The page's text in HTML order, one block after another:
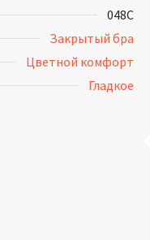
048C
Закрытый бра
Цветной комфорт
Гладкое